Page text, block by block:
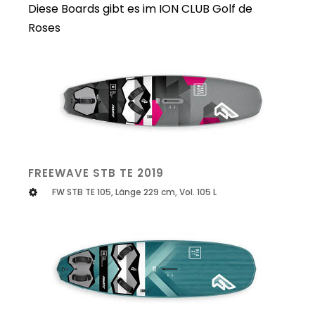
Diese Boards gibt es im ION CLUB Golf de
Roses
FREEWAVE STB TE 2019
FW STB TE 105, Länge 229 cm, Vol. 105 L